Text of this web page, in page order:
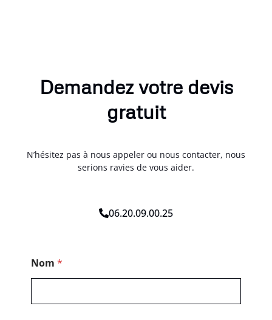
Demandez votre devis
gratuit
N’hésitez pas à nous appeler ou nous contacter, nous
serions ravies de vous aider.
06.20.09.00.25
Nom *